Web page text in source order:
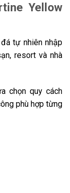
Yellow
tự nhiên nhập
resort và nhà
chọn quy cách
phù hợp từng